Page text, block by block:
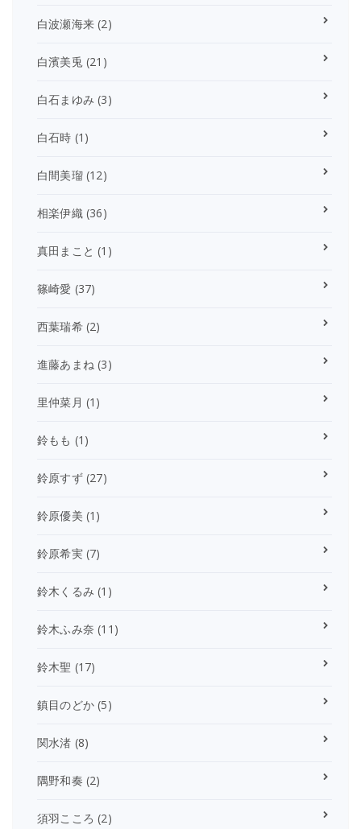
白波瀬海来 (2)
白濱美兎(21)
白石まゆみ (3)
白石時 (1)
白間美瑠(12)
相楽伊織(36)
真田まこと (1)
篠崎愛 (37)
西葉瑞希(2)
進藤あまね (3)
里仲菜月 (1)
鈴もも (1)
鈴原すず(27)
鈴原優美 (1)
鈴原希実(7)
鈴木くるみ (1)
鈴木ふみ奈 (11)
鈴木聖 (17)
鎮目のどか (5)
関水渚 (8)
隅野和奏 (2)
須羽こころ (2)